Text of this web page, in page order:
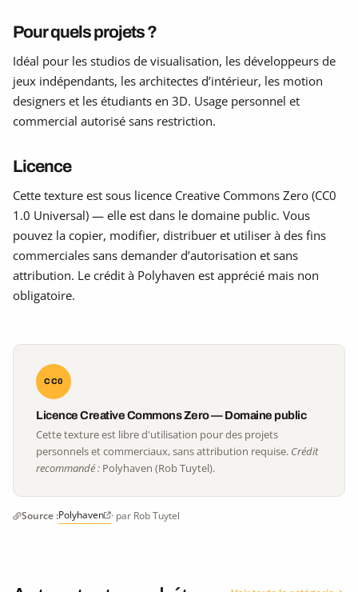
Pour quels projets ?
Idéal pour les studios de visualisation, les développeurs de
jeux indépendants, les architectes d’intérieur, les motion
designers et les étudiants en 3D. Usage personnel et
commercial autorisé sans restriction.
Licence
Cette texture est sous licence Creative Commons Zero (CC0
1.0 Universal) — elle est dans le domaine public. Vous
pouvez la copier, modifier, distribuer et utiliser à des fins
commerciales sans demander d’autorisation et sans
attribution. Le crédit à Polyhaven est apprécié mais non
obligatoire.
CC0
Licence Creative Commons Zero — Domaine public
Cette texture est libre d'utilisation pour des projets
personnels et commerciaux, sans attribution requise. Crédit
recommandé : Polyhaven (Rob Tuytel).
Source :Polyhaven · par Rob Tuytel